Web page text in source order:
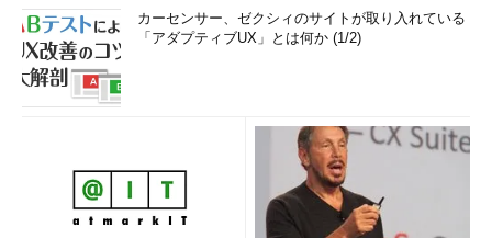
カーセンサー、ゼクシィのサイトが取り入れている
「アダプティブUX」とは何か (1/2)